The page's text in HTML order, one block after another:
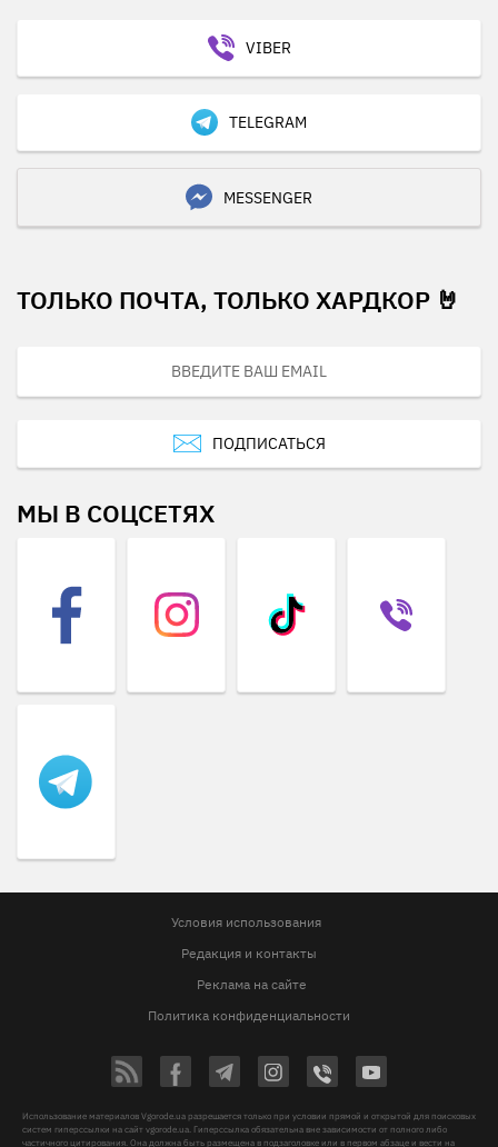
VIBER
TELEGRAM
MESSENGER
ТОЛЬКО ПОЧТА, ТОЛЬКО ХАРДКОР 🤘
ПОДПИСАТЬСЯ
МЫ В СОЦСЕТЯХ
Условия использования
Редакция и контакты
Реклама на сайте
Политика конфиденциальности
Использование материалов Vgorode.ua разрешается только при условии прямой и открытой для поисковых
систем гиперссылки на сайт vgorode.ua. Гиперссылка обязательна вне зависимости от полного либо
частичного цитирования. Она должна быть размещена в подзаголовке или в первом абзаце и вести на